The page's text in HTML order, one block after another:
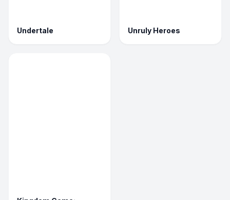
Undertale Unruly Heroes